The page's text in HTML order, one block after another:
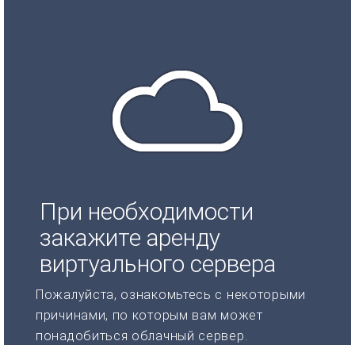
При необходимости
закажите аренду
виртуального сервера
Пожалуйста, ознакомьтесь с некоторыми
причинами, по которым вам может
понадобиться облачный сервер.